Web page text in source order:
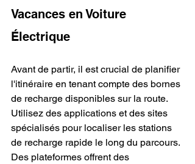
Vacances en Voiture
Électrique
Avant de partir, il est crucial de planifier
l'itinéraire en tenant compte des bornes
de recharge disponibles sur la route.
Utilisez des applications et des sites
spécialisés pour localiser les stations
de recharge rapide le long du parcours.
Des plateformes offrent des